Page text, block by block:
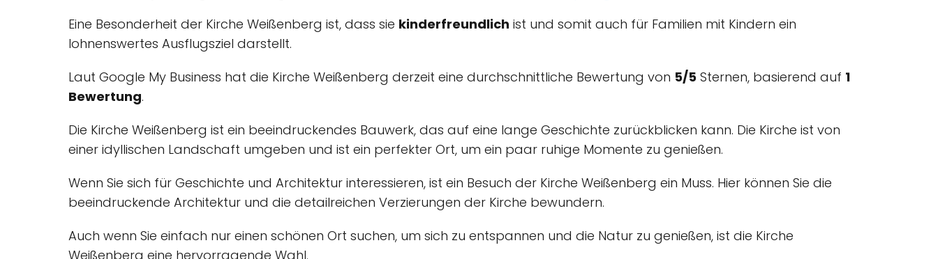
Eine Besonderheit der Kirche Weißenberg ist, dass sie kinderfreundlich ist und somit auch für Familien mit Kindern ein
lohnenswertes Ausflugsziel darstellt.
Laut Google My Business hat die Kirche Weißenberg derzeit eine durchschnittliche Bewertung von 5/5 Sternen, basierend auf 1
Bewertung.
Die Kirche Weißenberg ist ein beeindruckendes Bauwerk, das auf eine lange Geschichte zurückblicken kann. Die Kirche ist von
einer idyllischen Landschaft umgeben und ist ein perfekter Ort, um ein paar ruhige Momente zu genießen.
Wenn Sie sich für Geschichte und Architektur interessieren, ist ein Besuch der Kirche Weißenberg ein Muss. Hier können Sie die
beeindruckende Architektur und die detailreichen Verzierungen der Kirche bewundern.
Auch wenn Sie einfach nur einen schönen Ort suchen, um sich zu entspannen und die Natur zu genießen, ist die Kirche
Weißenberg eine hervorragende Wahl.